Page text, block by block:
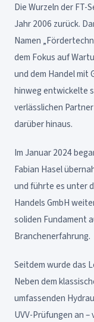
Die Wurzeln der FT-
Jahr 2006 zurück.
Namen
dem Fokus auf
und dem Handel mit
hinweg entwickelte
verlässlichen
darüber hinaus.
Im Januar 2024
Fabian Hasel
und führte es unter
Handels GmbH
soliden Fundament
Branchenerfahrung.
Seitdem wurde das
Neben dem
umfassenden
UVV-Prüfungen an